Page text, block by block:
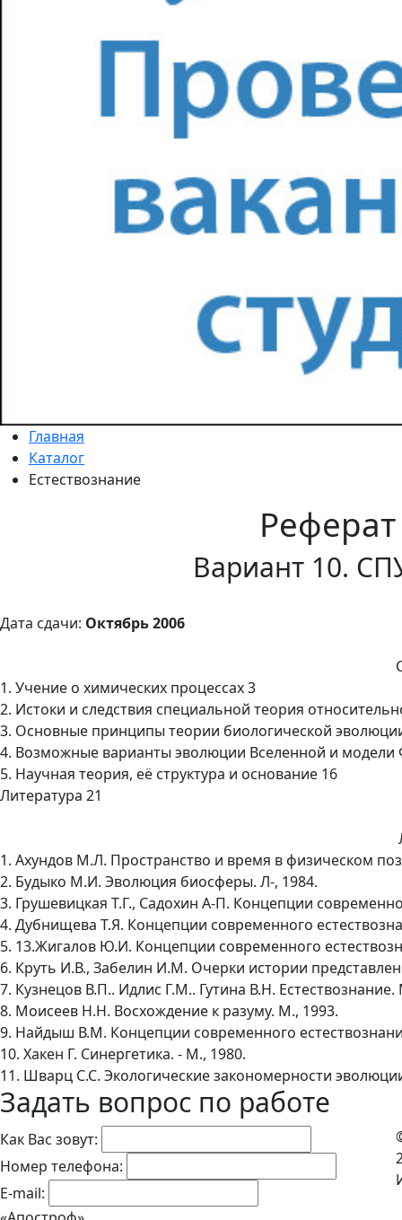
Главная
Каталог
Естествознание
Реферат
Вариант 10.
Дата сдачи: Октябрь 2006
1. Учение о химических процессах 3
2. Истоки и следствия специальной теория
3. Основные принципы теории биологической
4. Возможные варианты эволюции Вселенной и модели
5. Научная теория, её структура и основание 16
Литература 21
1. Ахундов М.Л. Пространство и время в физическом
2. Будыко М.И. Эволюция биосферы. Л-, 1984.
3. Грушевицкая Т.Г., Садохин А-П. Концепции
4. Дубнищева Т.Я. Концепции современного
5. 13.Жигалов Ю.И. Концепции современного
6. Круть И.В., Забелин И.М. Очерки истории
7. Кузнецов В.П.. Идлис Г.М.. Гутина В.Н.
8. Моисеев Н.Н. Восхождение к разуму. М., 1993.
9. Найдыш В.М. Концепции современного
10. Хакен Г. Синергетика. - М., 1980.
11. Шварц С.С. Экологические закономерности
Задать вопрос по работе
Как Вас зовут:
Номер телефона:
E-mail: